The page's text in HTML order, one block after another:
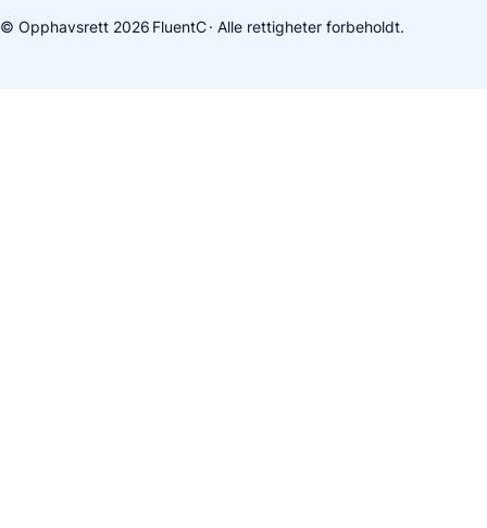
© Opphavsrett 2026 FluentC· Alle rettigheter forbeholdt.